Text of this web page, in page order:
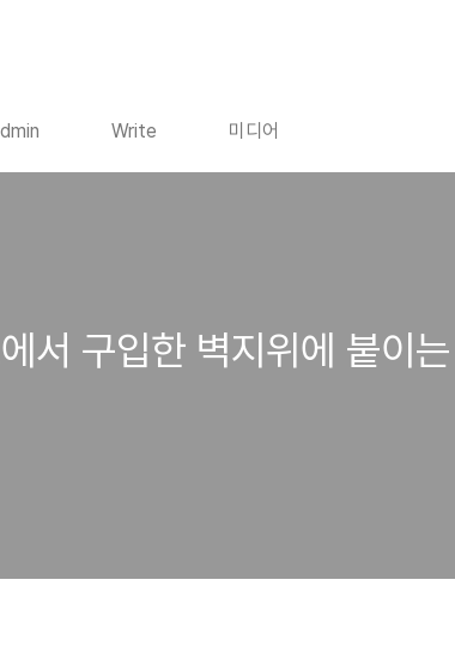
Write 미디어
서 구입한 벽지위에 붙이